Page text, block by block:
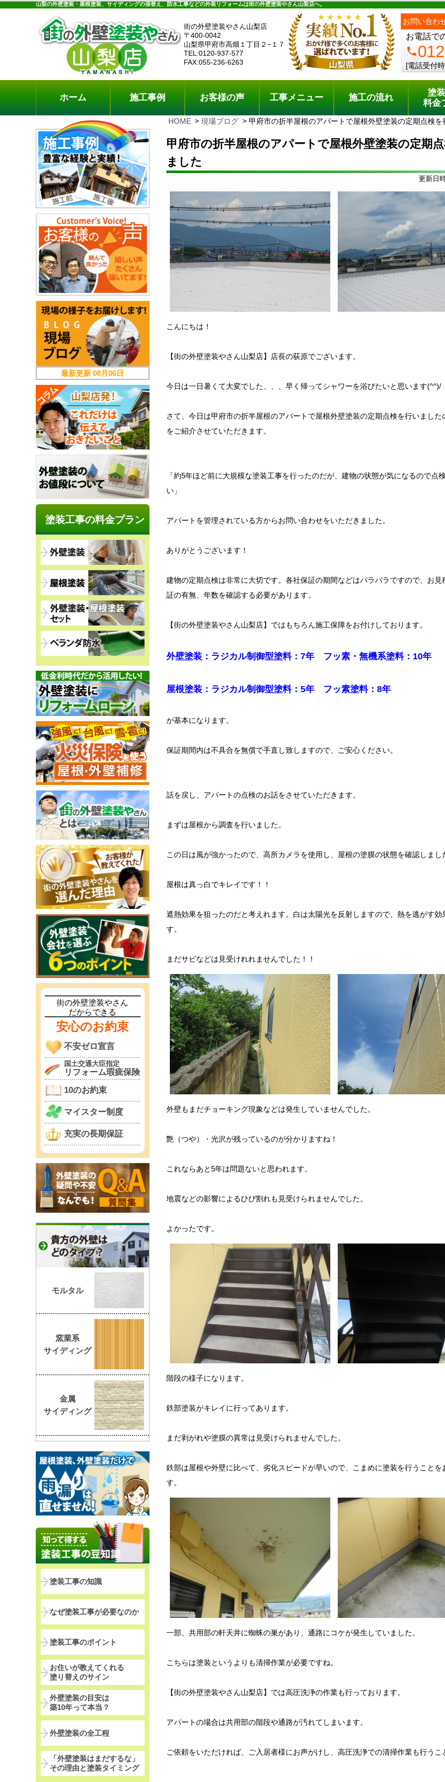
山梨の外壁塗装・屋根塗装、サイディングの張替え、防水工事などの外装リフォームは街の外壁塗装やさん山梨店へ。
街の外壁塗装やさん山梨店
〒400-0042
山梨県甲府市高畑１丁目２−１７
TEL:0120-937-577
FAX:055-236-6263
お問い合わ
お電話で
phone
[電話受付
料金プラン 無料点検
ホーム 施工事例 お客様の声 工事メニュー 施工の流れ
塗
料金
HOME 現場ブログ 甲府市の折半屋根のアパートで屋根外壁塗装の定期点検を
甲府市の折半屋根のアパートで屋根外壁塗装の定期
ました
更新日
こんにちは！
【街の外壁塗装やさん山梨店】店長の荻原でございます。
今日は一日暑くて大変でした、、、早く帰ってシャワーを浴びたいと思います(^^)/
さて、今日は甲府市の折半屋根のアパートで屋根外壁塗装の定期点検を行いました
をご紹介させていただきます。
「約5年ほど前に大規模な塗装工事を行ったのだが、建物の状態が気になるので点
い」
アパートを管理されている方からお問い合わせをいただきました。
ありがとうございます！
建物の定期点検は非常に大切です。各社保証の期間などはバラバラですので、お見
証の有無、年数を確認する必要があります。
【街の外壁塗装やさん山梨店】ではもちろん施工保障をお付けしております。
外壁塗装：ラジカル制御型塗料：7年 フッ素・無機系塗料：10年
屋根塗装：ラジカル制御型塗料：5年 フッ素塗料：8年
が基本になります。
保証期間内は不具合を無償で手直し致しますので、ご安心ください。
話を戻し、アパートの点検のお話をさせていただきます。
まずは屋根から調査を行いました。
この日は風が強かったので、高所カメラを使用し、屋根の塗膜の状態を確認しまし
屋根は真っ白でキレイです！！
遮熱効果を狙ったのだと考えれます。白は太陽光を反射しますので、熱を逃がす効
す。
まだサビなどは見受けれれませんでした！！
外壁もまだチョーキング現象などは発生していませんでした。
艶（つや）・光沢が残っているのが分かりますね！
これならあと5年は問題ないと思われます。
地震などの影響によるひび割れも見受けられませんでした。
よかったです。
階段の様子になります。
鉄部塗装がキレイに行ってあります。
まだ剥がれや塗膜の異常は見受けられませんでした。
鉄部は屋根や外壁に比べて、劣化スピードが早いので、こまめに塗装を行うことを
す。
一部、共用部の軒天井に蜘蛛の巣があり、通路にコケが発生していました。
こちらは塗装というよりも清掃作業が必要ですね。
【街の外壁塗装やさん山梨店】では高圧洗浄の作業も行っております。
アパートの場合は共用部の階段や通路が汚れてしまいます。
ご依頼をいただければ、ご入居者様にお声がけし、高圧洗浄での清掃作業も行うこ
最新更新08月06日
塗装工事の料金プラン
街の外壁塗装やさん
だからできる
安心のお約束
不安ゼロ宣言
国土交通大臣指定
リフォーム瑕疵保険
10のお約束
マイスター制度
充実の長期保証
モルタル
窯業系
サイディング
金属
サイディング
塗装工事の知識
なぜ塗装工事が必要なのか
塗装工事のポイント
お住いが教えてくれる
塗り替えのサイン
外壁塗装の目安は
築10年って本当？
外壁塗装の全工程
「外壁塗装はまだするな」
その理由と塗装タイミング